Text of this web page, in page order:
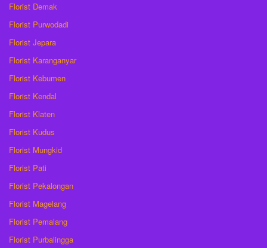
Florist Demak
Florist Purwodadi
Florist Jepara
Florist Karanganyar
Florist Kebumen
Florist Kendal
Florist Klaten
Florist Kudus
Florist Mungkid
Florist Pati
Florist Pekalongan
Florist Magelang
Florist Pemalang
Florist Purbalingga